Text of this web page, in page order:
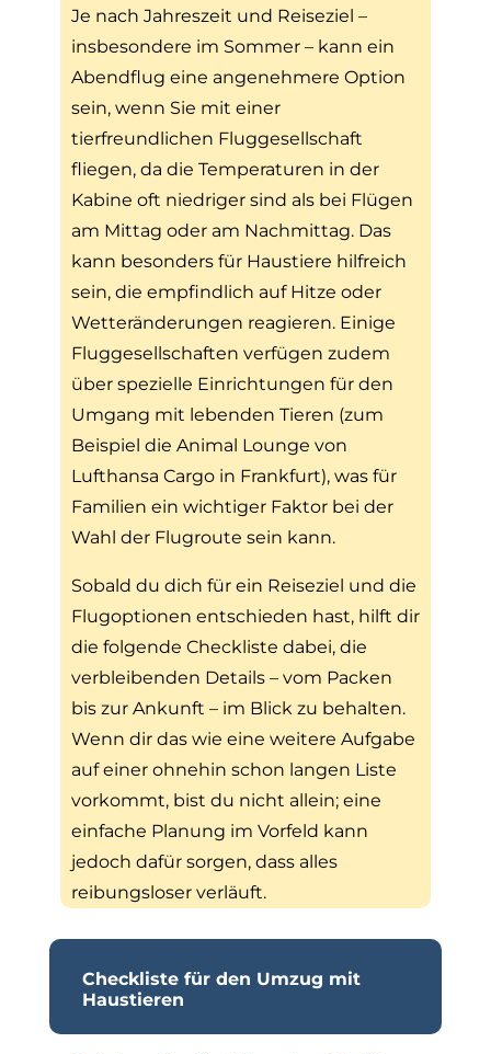
Je nach Jahreszeit und Reiseziel –
insbesondere im Sommer – kann ein
Abendflug eine angenehmere Option
sein, wenn Sie mit einer
tierfreundlichen Fluggesellschaft
fliegen, da die Temperaturen in der
Kabine oft niedriger sind als bei Flügen
am Mittag oder am Nachmittag. Das
kann besonders für Haustiere hilfreich
sein, die empfindlich auf Hitze oder
Wetteränderungen reagieren. Einige
Fluggesellschaften verfügen zudem
über spezielle Einrichtungen für den
Umgang mit lebenden Tieren (zum
Beispiel die Animal Lounge von
Lufthansa Cargo in Frankfurt), was für
Familien ein wichtiger Faktor bei der
Wahl der Flugroute sein kann.
Sobald du dich für ein Reiseziel und die
Flugoptionen entschieden hast, hilft dir
die folgende Checkliste dabei, die
verbleibenden Details – vom Packen
bis zur Ankunft – im Blick zu behalten.
Wenn dir das wie eine weitere Aufgabe
auf einer ohnehin schon langen Liste
vorkommt, bist du nicht allein; eine
einfache Planung im Vorfeld kann
jedoch dafür sorgen, dass alles
reibungsloser verläuft.
Checkliste für den Umzug mit
Haustieren